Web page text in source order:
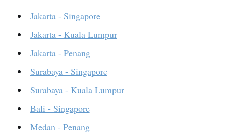
Jakarta - Singapore
Jakarta - Kuala Lumpur
Jakarta - Penang
Surabaya - Singapore
Surabaya - Kuala Lumpur
Bali - Singapore
Medan - Penang